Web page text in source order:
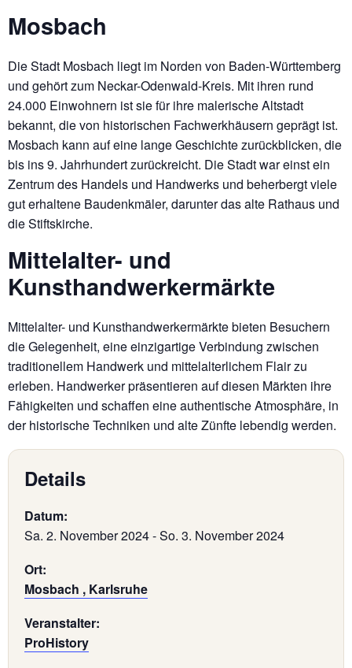
Mosbach
Die Stadt Mosbach liegt im Norden von Baden-Württemberg
und gehört zum Neckar-Odenwald-Kreis. Mit ihren rund
24.000 Einwohnern ist sie für ihre malerische Altstadt
bekannt, die von historischen Fachwerkhäusern geprägt ist.
Mosbach kann auf eine lange Geschichte zurückblicken, die
bis ins 9. Jahrhundert zurückreicht. Die Stadt war einst ein
Zentrum des Handels und Handwerks und beherbergt viele
gut erhaltene Baudenkmäler, darunter das alte Rathaus und
die Stiftskirche.
Mittelalter- und
Kunsthandwerkermärkte
Mittelalter- und Kunsthandwerkermärkte bieten Besuchern
die Gelegenheit, eine einzigartige Verbindung zwischen
traditionellem Handwerk und mittelalterlichem Flair zu
erleben. Handwerker präsentieren auf diesen Märkten ihre
Fähigkeiten und schaffen eine authentische Atmosphäre, in
der historische Techniken und alte Zünfte lebendig werden.
Details
Datum:
Sa. 2. November 2024-So. 3. November 2024
Ort:
Mosbach , Karlsruhe
Veranstalter:
ProHistory